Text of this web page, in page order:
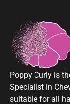
Poppy Curly is
Specialist in
suitable for all